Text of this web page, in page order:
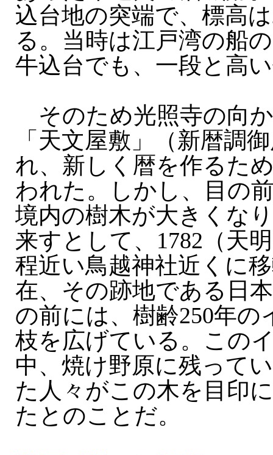
込台地の突端で、標高
る。当時は江戸湾の船
牛込台でも、一段と高
そのため光照寺の向
「天文屋敷」（新暦調
れ、新しく暦を作るた
われた。しかし、目の
境内の樹木が大きくな
来すとして、1782（天
程近い鳥越神社近くに
在、その跡地である日
の前には、樹齢250年の
枝を広げている。この
中、焼け野原に残って
た人々がこの木を目印
たとのことだ。